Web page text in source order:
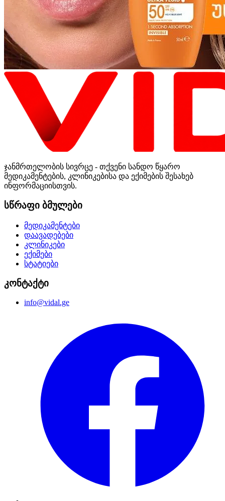
ჯანმრთელობის სივრცე - თქვენი სანდო წყარო
მედიკამენტების, კლინიკებისა და ექიმების შესახებ
ინფორმაციისთვის.
სწრაფი ბმულები
მედიკამენტები
დაავადებები
კლინიკები
ექიმები
სტატიები
კონტაქტი
info@vidal.ge